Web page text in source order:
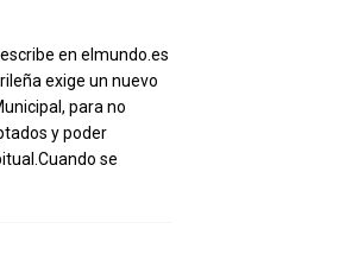
en elmundo.es
exige un nuevo
para no
y poder
se